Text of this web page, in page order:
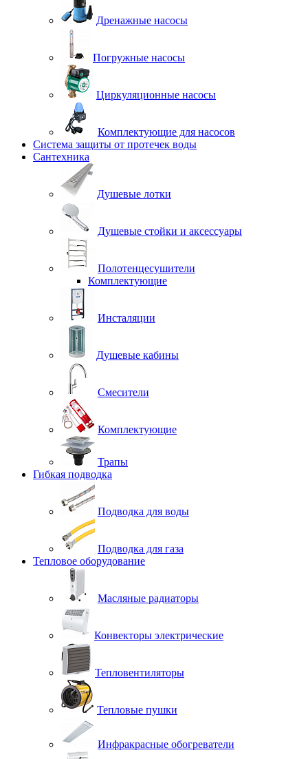
Дренажные насосы
Погружные насосы
Циркуляционные насосы
Комплектующие для насосов
Система защиты от протечек воды
Сантехника
Душевые лотки
Душевые стойки и аксессуары
Полотенцесушители
Комплектующие
Инсталяции
Душевые кабины
Смесители
Комплектующие
Трапы
Гибкая подводка
Подводка для воды
Подводка для газа
Тепловое оборудование
Масляные радиаторы
Конвекторы электрические
Тепловентиляторы
Тепловые пушки
Инфракрасные обогреватели